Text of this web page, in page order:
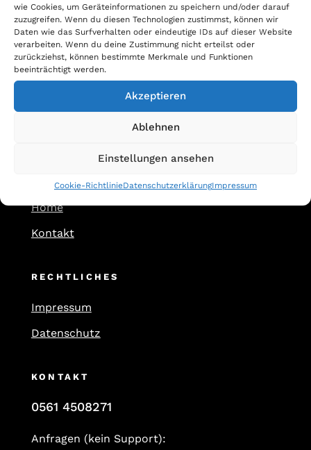
wie Cookies, um Geräteinformationen zu speichern und/oder darauf
zuzugreifen. Wenn du diesen Technologien zustimmst, können wir
Daten wie das Surfverhalten oder eindeutige IDs auf dieser Website
verarbeiten. Wenn du deine Zustimmung nicht erteilst oder
zurückziehst, können bestimmte Merkmale und Funktionen
beeinträchtigt werden.
Akzeptieren
Ablehnen
Einstellungen ansehen
Cookie-RichtlinieDatenschutzerklärungImpressum
Kategorien
Allgemein
Blog
Home
Kontakt
RECHTLICHES
Impressum
Datenschutz
KONTAKT
0561 4508271
Anfragen (kein Support):